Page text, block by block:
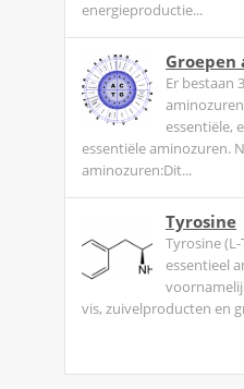
energieproductie...
Groepen
Er bestaan
essentiële,
essentiële aminozuren.
aminozuren:Dit...
Tyrosine
Tyrosine
essentieel
vis, zuivelproducten en